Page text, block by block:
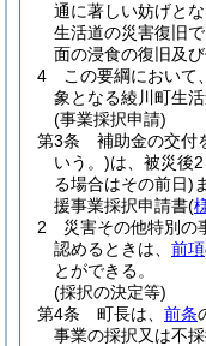
通に著しい妨げと
生活道の災害復旧
面の浸食の復旧及
4
この要綱において
象となる綾川町生
(事業採択申請)
第3条
補助金の交付
いう。)は、被災後
る場合はその前日)
援事業採択申請書(
2
災害その他特別の
認めるときは、 前項
とができる。
(採択の決定等)
第4条
町長は、 前条
事業の採択又は不